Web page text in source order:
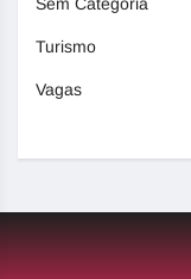
Turismo
Vagas